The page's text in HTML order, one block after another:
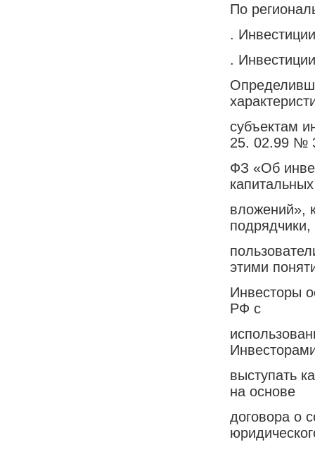
По
.
.
субъектам
25. 02.99 №
ФЗ «Об
капитальных
вложений»,
подрядчики,
этими
Инвесторы
РФ с
выступать
на основе
договора о